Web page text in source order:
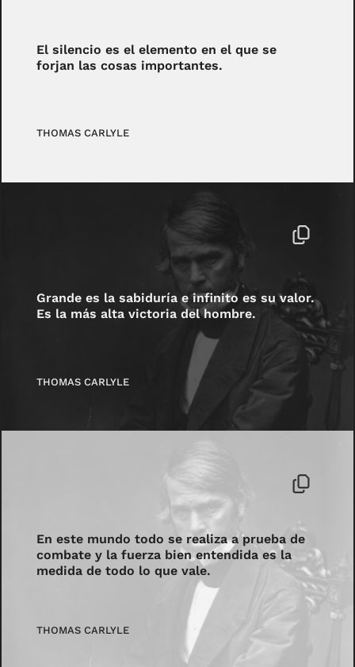
El silencio es el elemento en el que se
forjan las cosas importantes.
THOMAS CARLYLE
Grande es la sabiduría e infinito es su valor.
Es la más alta victoria del hombre.
THOMAS CARLYLE
En este mundo todo se realiza a prueba de
combate y la fuerza bien entendida es la
medida de todo lo que vale.
THOMAS CARLYLE